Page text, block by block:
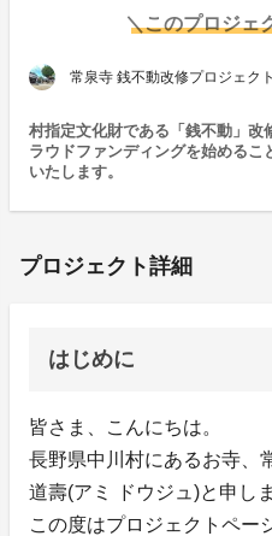
＼このプロジェ
常泉寺 銭不動改修プロジェクト
村指定文化財である「銭不動」改
ラウドファンディングを始める
いたします。
プロジェクト詳細
はじめに
皆さま、こんにちは。
長野県中川村にあるお寺、
道壽(アミ ドウジュ)と申しま
この度はプロジェクトペー